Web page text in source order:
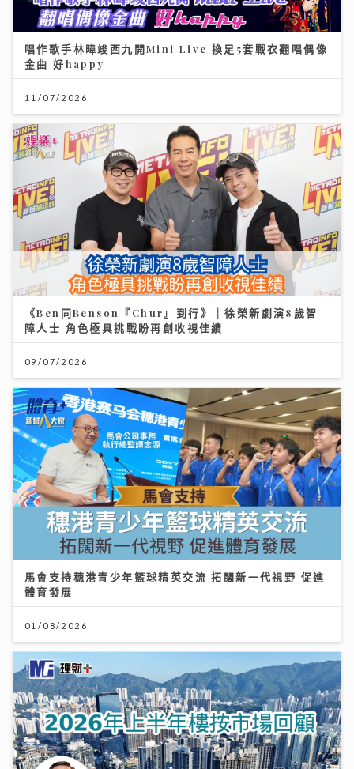
唱作歌手林暐竣西九開Mini Live 換足5套戰衣翻唱偶像
金曲 好happy
11/07/2026
《Ben同Benson『Chur』到行》｜徐榮新劇演8歲智
障人士 角色極具挑戰盼再創收視佳績
09/07/2026
馬會支持穗港青少年籃球精英交流 拓闊新一代視野 促進
體育發展
01/08/2026